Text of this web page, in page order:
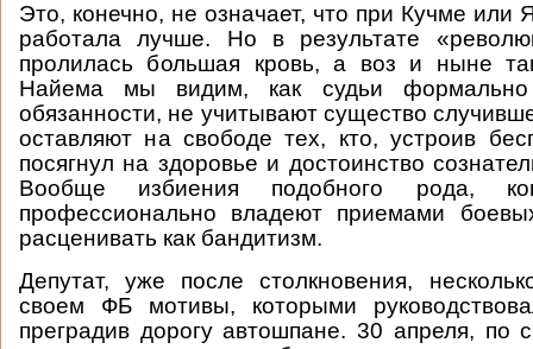
Это, конечно, не означает, что при Кучме или
работала лучше. Но в результате
пролилась большая кровь, а воз и ныне
Найема мы видим, как судьи формально
обязанности, не учитывают существо
оставляют на свободе тех, кто, устроив
посягнул на здоровье и достоинство
Вообще избиения подобного рода,
профессионально владеют приемами
расценивать как бандитизм.
Депутат, уже после столкновения,
своем ФБ мотивы, которыми
преградив дорогу автошпане. 30 апреля, по